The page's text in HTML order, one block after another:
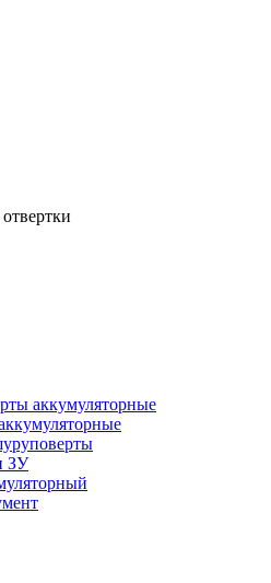
аккумуляторные
ЗУ